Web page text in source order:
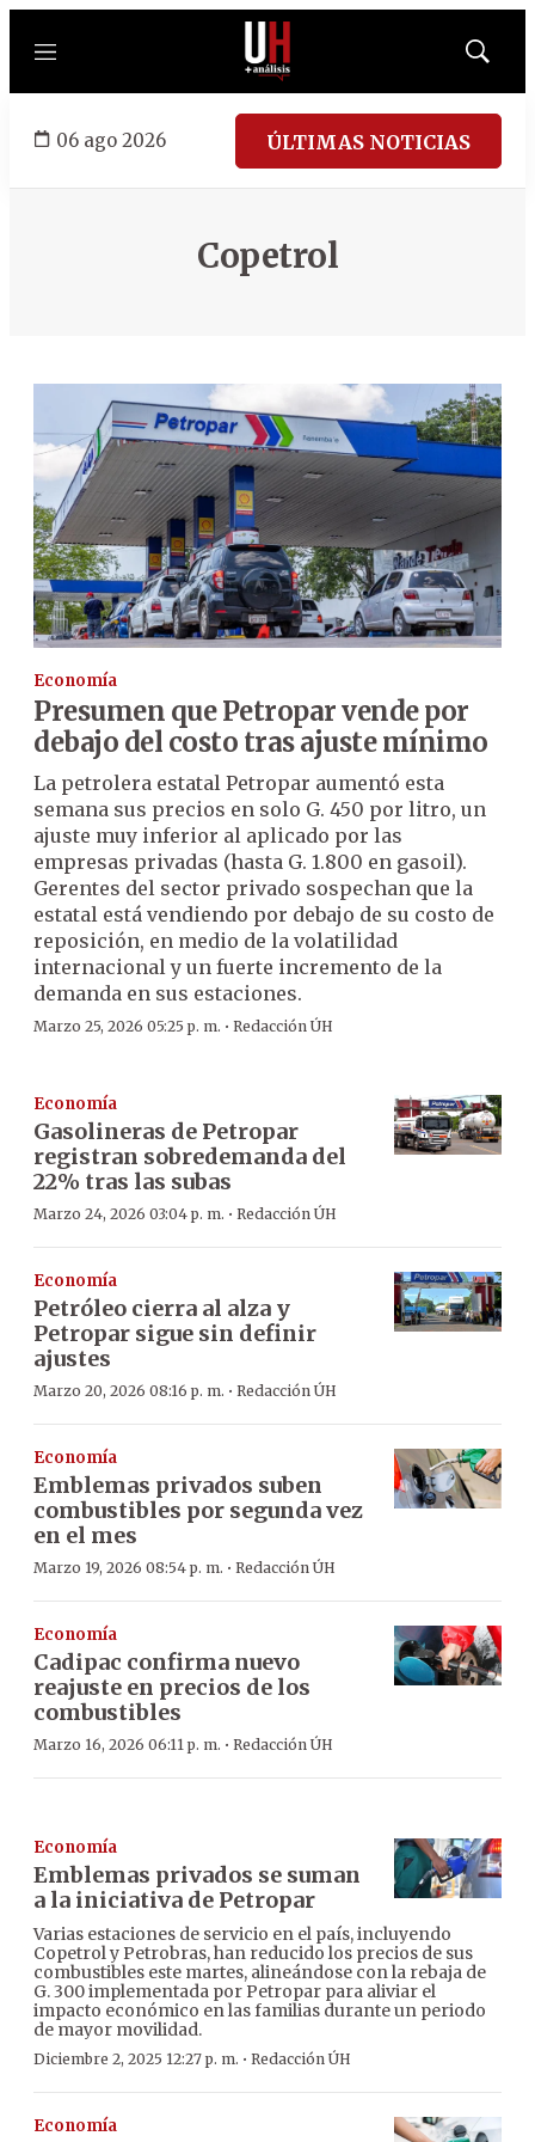
Menú
Mostrar
06 ago 2026 ÚLTIMAS NOTICIAS
Copetrol
Economía
Presumen que Petropar vende por
debajo del costo tras ajuste mínimo
La petrolera estatal Petropar aumentó esta
semana sus precios en solo G. 450 por litro, un
ajuste muy inferior al aplicado por las
empresas privadas (hasta G. 1.800 en gasoil).
Gerentes del sector privado sospechan que la
estatal está vendiendo por debajo de su costo de
reposición, en medio de la volatilidad
internacional y un fuerte incremento de la
demanda en sus estaciones.
Marzo 25, 2026 05:25 p. m. · Redacción ÚH
Economía
Gasolineras de Petropar
registran sobredemanda del
22% tras las subas
Marzo 24, 2026 03:04 p. m. · Redacción ÚH
Economía
Petróleo cierra al alza y
Petropar sigue sin definir
ajustes
Marzo 20, 2026 08:16 p. m. · Redacción ÚH
Economía
Emblemas privados suben
combustibles por segunda vez
en el mes
Marzo 19, 2026 08:54 p. m. · Redacción ÚH
Economía
Cadipac confirma nuevo
reajuste en precios de los
combustibles
Marzo 16, 2026 06:11 p. m. · Redacción ÚH
Economía
Emblemas privados se suman
a la iniciativa de Petropar
Varias estaciones de servicio en el país, incluyendo
Copetrol y Petrobras, han reducido los precios de sus
combustibles este martes, alineándose con la rebaja de
G. 300 implementada por Petropar para aliviar el
impacto económico en las familias durante un periodo
de mayor movilidad.
Diciembre 2, 2025 12:27 p. m. · Redacción ÚH
Economía